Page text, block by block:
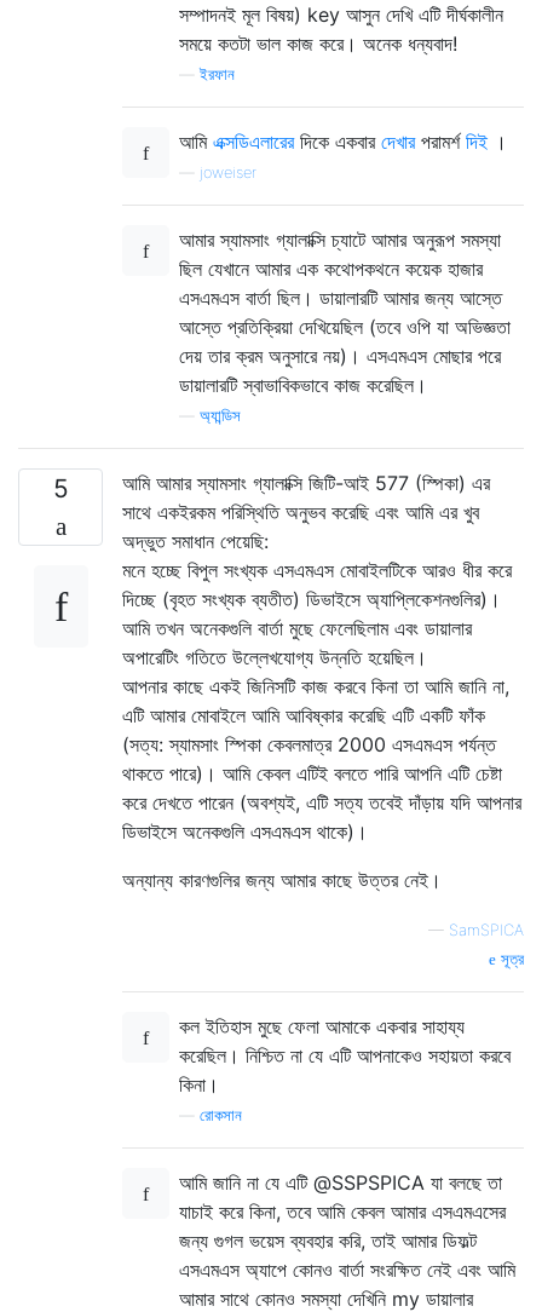
সম্পাদনই মূল বিষয়) key আসুন দেখি এটি দীর্ঘকালীন
সময়ে কতটা ভাল কাজ করে। অনেক ধন্যবাদ!
—ইরফান
আমি এক্সডিএলারেরদিকে একবার দেখারপরামর্শ দিই ।
joweiser
আমার স্যামসাং গ্যালাক্সি চ্যাটে আমার অনুরূপ সমস্যা
ছিল যেখানে আমার এক কথোপকথনে কয়েক হাজার
এসএমএস বার্তা ছিল। ডায়ালারটি আমার জন্য আস্তে
আস্তে প্রতিক্রিয়া দেখিয়েছিল (তবে ওপি যা অভিজ্ঞতা
দেয় তার ক্রম অনুসারে নয়)। এসএমএস মোছার পরে
ডায়ালারটি স্বাভাবিকভাবে কাজ করেছিল।
অ্যান্ডিস
5
আমি আমার স্যামসাং গ্যালাক্সি জিটি-আই 577 (স্পিকা) এর
সাথে একইরকম পরিস্থিতি অনুভব করেছি এবং আমি এর খুব
অদ্ভুত সমাধান পেয়েছি:
মনে হচ্ছে বিপুল সংখ্যক এসএমএস মোবাইলটিকে আরও ধীর করে
দিচ্ছে (বৃহত সংখ্যক ব্যতীত) ডিভাইসে অ্যাপ্লিকেশনগুলির)।
আমি তখন অনেকগুলি বার্তা মুছে ফেলেছিলাম এবং ডায়ালার
অপারেটিং গতিতে উল্লেখযোগ্য উন্নতি হয়েছিল।
আপনার কাছে একই জিনিসটি কাজ করবে কিনা তা আমি জানি না,
এটি আমার মোবাইলে আমি আবিষ্কার করেছি এটি একটি ফাঁক
(সত্য: স্যামসাং স্পিকা কেবলমাত্র 2000 এসএমএস পর্যন্ত
থাকতে পারে)। আমি কেবল এটিই বলতে পারি আপনি এটি চেষ্টা
করে দেখতে পারেন (অবশ্যই, এটি সত্য তবেই দাঁড়ায় যদি আপনার
ডিভাইসে অনেকগুলি এসএমএস থাকে)।
অন্যান্য কারণগুলির জন্য আমার কাছে উত্তর নেই।
— SamSPICA
সূত্র
কল ইতিহাস মুছে ফেলা আমাকে একবার সাহায্য
করেছিল। নিশ্চিত না যে এটি আপনাকেও সহায়তা করবে
কিনা।
রোকসান
আমি জানি না যে এটি @SSPSPICA যা বলছে তা
যাচাই করে কিনা, তবে আমি কেবল আমার এসএমএসের
জন্য গুগল ভয়েস ব্যবহার করি, তাই আমার ডিফল্ট
এসএমএস অ্যাপে কোনও বার্তা সংরক্ষিত নেই এবং আমি
আমার সাথে কোনও সমস্যা দেখিনি my ডায়ালার